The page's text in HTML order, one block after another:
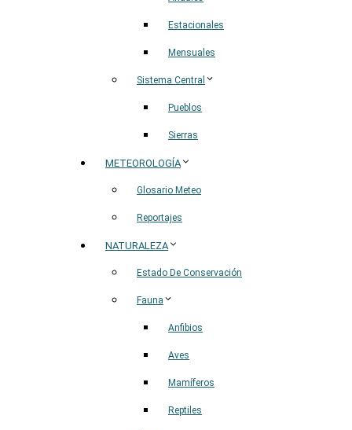
Estacionales
Mensuales
Sistema Central
Pueblos
Sierras
METEOROLOGÍA
Glosario Meteo
Reportajes
NATURALEZA
Estado De Conservación
Fauna
Anfibios
Aves
Mamíferos
Reptiles